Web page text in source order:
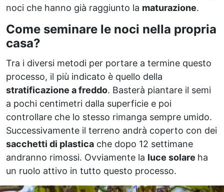
noci che hanno già raggiunto la maturazione.
Come seminare le noci nella propria
casa?
Tra i diversi metodi per portare a termine questo
processo, il più indicato è quello della
stratificazione a freddo. Basterà piantare il semi
a pochi centimetri dalla superficie e poi
controllare che lo stesso rimanga sempre umido.
Successivamente il terreno andrà coperto con dei
sacchetti di plastica che dopo 12 settimane
andranno rimossi. Ovviamente la luce solare ha
un ruolo attivo in tutto questo processo.